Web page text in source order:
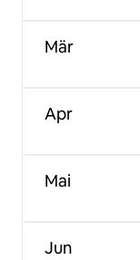
Mär
Apr
Mai
Jun